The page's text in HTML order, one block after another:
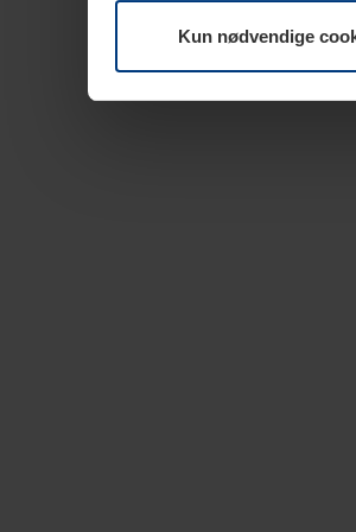
Kun nødvendige